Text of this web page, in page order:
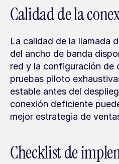
Calidad de la
La calidad de la llamada
del ancho de banda
red y la configuración de
pruebas piloto
estable antes del
conexión deficiente
mejor estrategia de
Checklist de